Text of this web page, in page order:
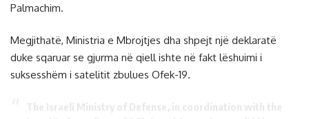
Palmachim.
Megjithatë, Ministria e Mbrojtjes dha shpejt një deklaratë
duke sqaruar se gjurma në qiell ishte në fakt lëshuimi i
suksesshëm i satelitit zbulues Ofek-19.